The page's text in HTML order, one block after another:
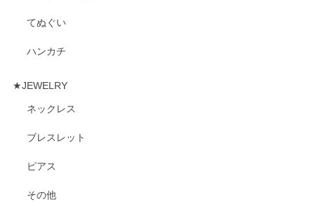
てぬぐい
ハンカチ
★JEWELRY
ネックレス
ブレスレット
ピアス
その他